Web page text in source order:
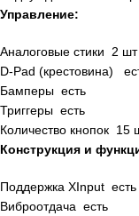
Управление:
Аналоговые стики 2 шт
D-Pad (крестовина)
Бамперы есть
Триггеры есть
Количество кнопок 15
Конструкция и
Поддержка XInput есть
Виброотдача есть